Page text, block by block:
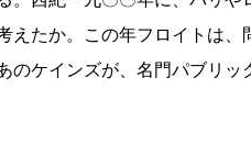
たか。この年フロイトは
のケインズが、名門パブリ